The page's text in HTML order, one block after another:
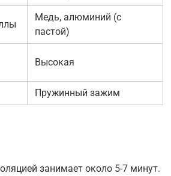
Медь, алюминий (с
пастой)
Высокая
Пружинный зажим
занимает около 5-7 минут.